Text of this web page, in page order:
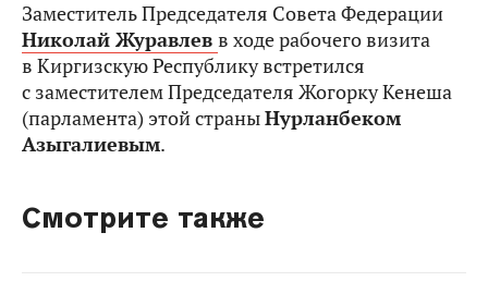
Заместитель Председателя Совета Федерации
Николай Журавлев в ходе рабочего визита
в Киргизскую Республику встретился
с заместителем Председателя Жогорку Кенеша
(парламента) этой страныНурланбеком
Азыгалиевым.
Смотрите также